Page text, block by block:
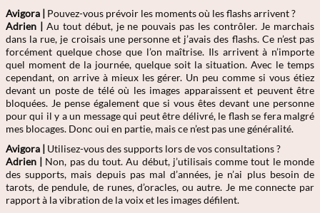
Avigora | Pouvez-vous prévoir les moments où les flashs arrivent ?
Adrien | Au tout début, je ne pouvais pas les contrôler. Je marchais
dans la rue, je croisais une personne et j’avais des flashs. Ce n’est pas
forcément quelque chose que l’on maîtrise. Ils arrivent à n’importe
quel moment de la journée, quelque soit la situation. Avec le temps
cependant, on arrive à mieux les gérer. Un peu comme si vous étiez
devant un poste de télé où les images apparaissent et peuvent être
bloquées. Je pense également que si vous êtes devant une personne
pour qui il y a un message qui peut être délivré, le flash se fera malgré
mes blocages. Donc oui en partie, mais ce n’est pas une généralité.
Avigora | Utilisez-vous des supports lors de vos consultations ?
Adrien | Non, pas du tout. Au début, j’utilisais comme tout le monde
des supports, mais depuis pas mal d’années, je n’ai plus besoin de
tarots, de pendule, de runes, d’oracles, ou autre. Je me connecte par
rapport à la vibration de la voix et les images défilent.